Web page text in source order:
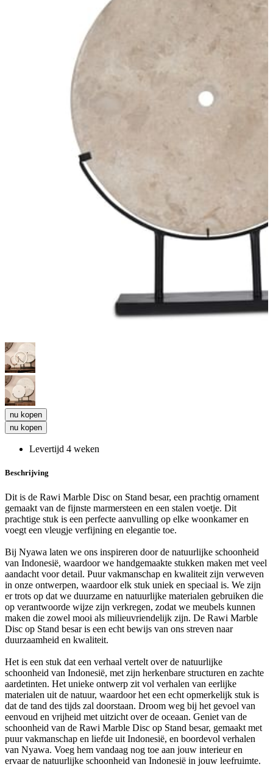
nu kopen
nu kopen
Levertijd 4 weken
Beschrijving
Dit is de Rawi Marble Disc on Stand besar, een prachtig ornament
gemaakt van de fijnste marmersteen en een stalen voetje. Dit
prachtige stuk is een perfecte aanvulling op elke woonkamer en
voegt een vleugje verfijning en elegantie toe.
Bij Nyawa laten we ons inspireren door de natuurlijke schoonheid
van Indonesië, waardoor we handgemaakte stukken maken met veel
aandacht voor detail. Puur vakmanschap en kwaliteit zijn verweven
in onze ontwerpen, waardoor elk stuk uniek en speciaal is. We zijn
er trots op dat we duurzame en natuurlijke materialen gebruiken die
op verantwoorde wijze zijn verkregen, zodat we meubels kunnen
maken die zowel mooi als milieuvriendelijk zijn. De Rawi Marble
Disc op Stand besar is een echt bewijs van ons streven naar
duurzaamheid en kwaliteit.
Het is een stuk dat een verhaal vertelt over de natuurlijke
schoonheid van Indonesië, met zijn herkenbare structuren en zachte
aardetinten. Het unieke ontwerp zit vol verhalen van eerlijke
materialen uit de natuur, waardoor het een echt opmerkelijk stuk is
dat de tand des tijds zal doorstaan. Droom weg bij het gevoel van
eenvoud en vrijheid met uitzicht over de oceaan. Geniet van de
schoonheid van de Rawi Marble Disc op Stand besar, gemaakt met
puur vakmanschap en liefde uit Indonesië, en boordevol verhalen
van Nyawa. Voeg hem vandaag nog toe aan jouw interieur en
ervaar de natuurlijke schoonheid van Indonesië in jouw leefruimte.